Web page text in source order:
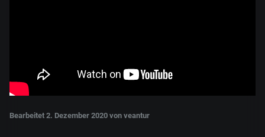
Bearbeitet 2. Dezember 2020 von veantur